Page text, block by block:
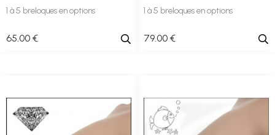
1 à 5 breloques en options
65.00 €
1 à 5 breloques en options
79.00 €